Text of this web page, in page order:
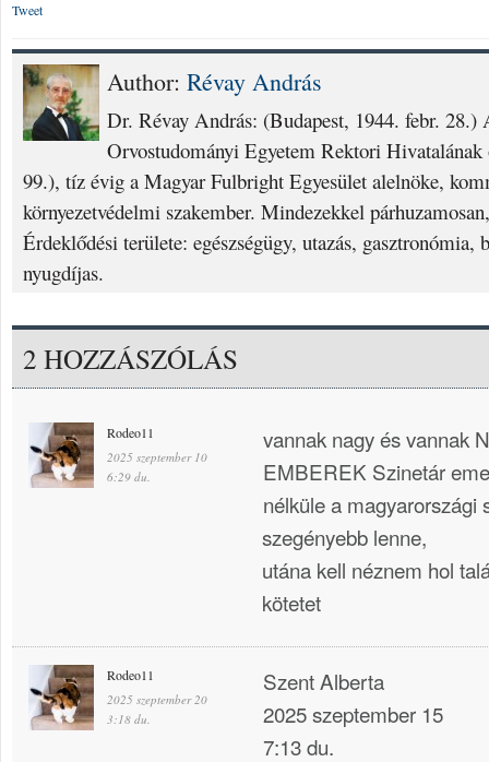
Tweet
Author: Révay András
Dr. Révay András: (Budapest, 1944. febr. 28.)
Orvostudományi Egyetem Rektori Hivatalának
99.), tíz évig a Magyar Fulbright Egyesület alelnöke,
környezetvédelmi szakember. Mindezekkel
Érdeklődési területe: egészségügy, utazás,
nyugdíjas.
2 HOZZÁSZÓLÁS
Rodeo11
2025 szeptember 10
6:29 du.
vannak nagy és vannak
EMBEREK Szinetár
nélküle a magyarországi
szegényebb lenne,
utána kell néznem hol
kötetet
Rodeo11
2025 szeptember 20
3:18 du.
Szent Alberta
2025 szeptember 15
7:13 du.